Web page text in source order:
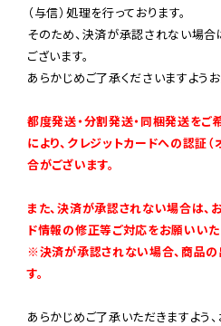
（与信）処理を行っております。
そのため、決済が承認されない場
ございます。
あらかじめご了承くださいますよう
都度発送・分割発送・同梱発送をご
により、クレジットカードへの認証
合がございます。
また、決済が承認されない場合は、
ド情報の修正等ご対応をお願いいた
※決済が承認されない場合、商品の
す。
あらかじめご了承いただきますよう、